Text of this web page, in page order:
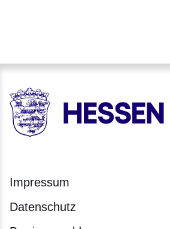
HESSEN - Hessische
Impressum
Datenschutz